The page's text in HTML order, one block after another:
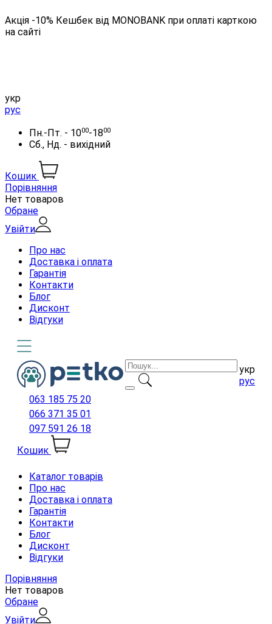
Акція -10% Кешбек від MONOBANK при оплаті карткою
на сайті
укр
рус
Пн.-Пт. - 1000-1800
Сб., Нд. - вихідний
Кошик
Порівняння
Нет товаров
Обране
Увійти
Про нас
Доставка і оплата
Гарантія
Контакти
Блог
Дисконт
Відгуки
укр
рус
063 185 75 20
066 371 35 01
097 591 26 18
Кошик
Каталог товарів
Про нас
Доставка і оплата
Гарантія
Контакти
Блог
Дисконт
Відгуки
Порівняння
Нет товаров
Обране
Увійти